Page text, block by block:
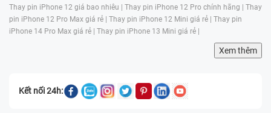
Thay pin iPhone 12 giá bao nhiêu | Thay pin iPhone 12 Pro chính hãng | Thay
pin iPhone 12 Pro Max giá rẻ | Thay pin iPhone 12 Mini giá rẻ | Thay pin
iPhone 14 Pro Max giá rẻ | Thay pin iPhone 13 Mini giá rẻ |
Xem thêm
Kết nối 24h: